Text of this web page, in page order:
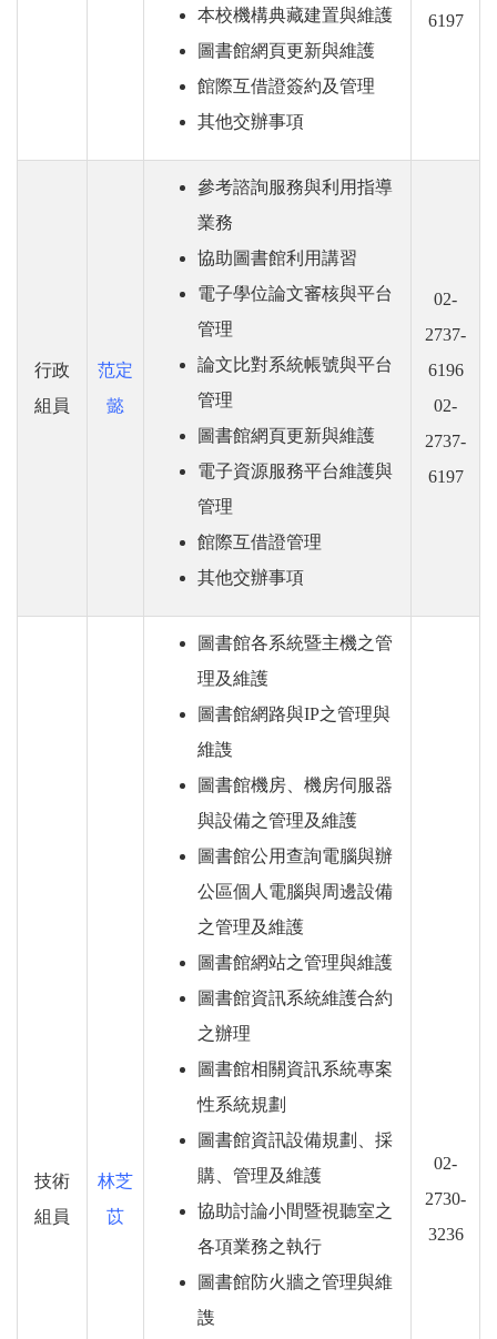
本校機構典藏建置與維護
圖書館網頁更新與維護
館際互借證簽約及管理
其他交辦事項
6197
行政
組員
范定
懿
參考諮詢服務與利用指導
業務
協助圖書館利用講習
電子學位論文審核與平台
管理
論文比對系統帳號與平台
管理
圖書館網頁更新與維護
電子資源服務平台維護與
管理
館際互借證管理
其他交辦事項
02-
2737-
6196
02-
2737-
6197
技術
組員
林芝
苡
圖書館各系統暨主機之管
理及維護
圖書館網路與IP之管理與
維謢
圖書館機房、機房伺服器
與設備之管理及維護
圖書館公用查詢電腦與辦
公區個人電腦與周邊設備
之管理及維護
圖書館網站之管理與維護
圖書館資訊系統維護合約
之辦理
圖書館相關資訊系統專案
性系統規劃
圖書館資訊設備規劃、採
購、管理及維護
協助討論小間暨視聽室之
各項業務之執行
圖書館防火牆之管理與維
謢
02-
2730-
3236